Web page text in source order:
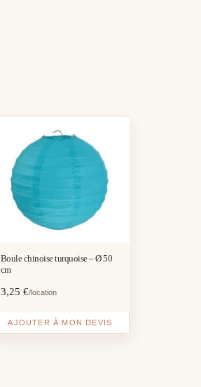
Boule chinoise turquoise – Ø 50
cm
3,25 €/location
AJOUTER À MON DEVIS